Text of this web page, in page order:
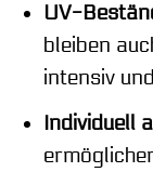
UV-
bleiben
intensiv
Individuell